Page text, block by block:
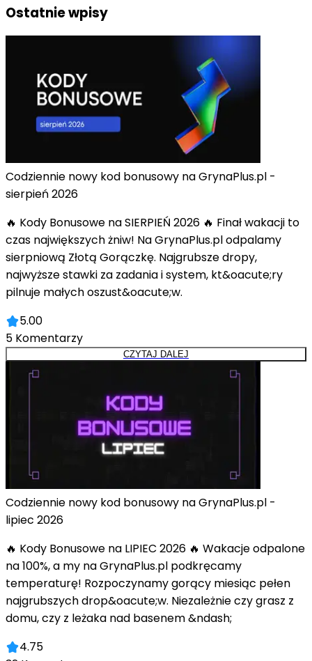
Ostatnie wpisy
Codziennie nowy kod bonusowy na GrynaPlus.pl -
sierpień 2026
🔥 Kody Bonusowe na SIERPIEŃ 2026 🔥 Finał wakacji to
czas największych żniw! Na GrynaPlus.pl odpalamy
sierpniową Złotą Gorączkę. Najgrubsze dropy,
najwyższe stawki za zadania i system, kt&oacute;ry
pilnuje małych oszust&oacute;w.
5.00
5 Komentarzy
CZYTAJ DALEJ
Codziennie nowy kod bonusowy na GrynaPlus.pl -
lipiec 2026
🔥 Kody Bonusowe na LIPIEC 2026 🔥 Wakacje odpalone
na 100%, a my na GrynaPlus.pl podkręcamy
temperaturę! Rozpoczynamy gorący miesiąc pełen
najgrubszych drop&oacute;w. Niezależnie czy grasz z
domu, czy z leżaka nad basenem &ndash;
4.75